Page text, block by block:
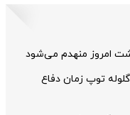
امروز منهدم می‌شود
توپ زمان دفاع